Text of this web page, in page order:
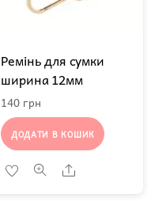
Ремінь для сумки
ширина 12мм
140 грн
ДОДАТИ В КОШИК
Share